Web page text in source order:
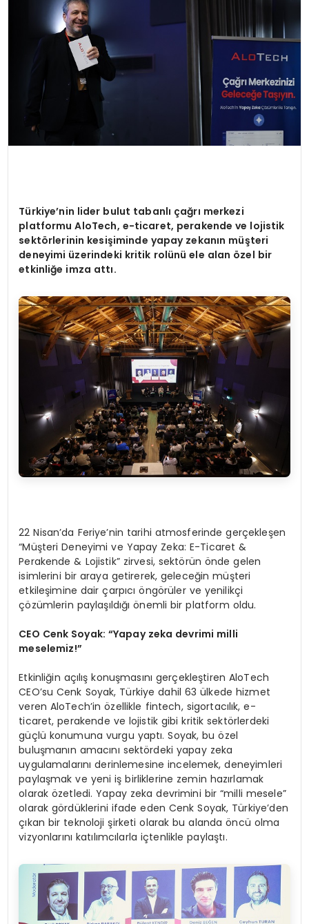
Türkiye’nin lider bulut tabanlı çağrı merkezi
platformu AloTech, e-ticaret, perakende ve lojistik
sektörlerinin kesişiminde yapay zekanın müşteri
deneyimi üzerindeki kritik rolünü ele alan özel bir
etkinliğe imza attı.
22 Nisan’da Feriye’nin tarihi atmosferinde gerçekleşen
“Müşteri Deneyimi ve Yapay Zeka: E-Ticaret &
Perakende & Lojistik” zirvesi, sektörün önde gelen
isimlerini bir araya getirerek, geleceğin müşteri
etkileşimine dair çarpıcı öngörüler ve yenilikçi
çözümlerin paylaşıldığı önemli bir platform oldu.
CEO Cenk Soyak: “Yapay zeka devrimi milli
meselemiz!”
Etkinliğin açılış konuşmasını gerçekleştiren AloTech
CEO’su Cenk Soyak, Türkiye dahil 63 ülkede hizmet
veren AloTech’in özellikle fintech, sigortacılık, e-
ticaret, perakende ve lojistik gibi kritik sektörlerdeki
güçlü konumuna vurgu yaptı. Soyak, bu özel
buluşmanın amacını sektördeki yapay zeka
uygulamalarını derinlemesine incelemek, deneyimleri
paylaşmak ve yeni iş birliklerine zemin hazırlamak
olarak özetledi. Yapay zeka devrimini bir “milli mesele”
olarak gördüklerini ifade eden Cenk Soyak, Türkiye’den
çıkan bir teknoloji şirketi olarak bu alanda öncü olma
vizyonlarını katılımcılarla içtenlikle paylaştı.